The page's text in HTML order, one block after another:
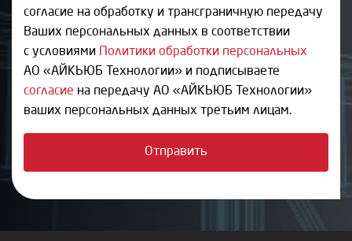
согласие на обработку и трансграничную передачу
Ваших персональных данных в соответствии
с условиями
Политики обработки персональных
АО «АЙКЬЮБ Технологии» и подписываете
согласие на передачу АО «АЙКЬЮБ Технологии»
ваших персональных данных третьим лицам.